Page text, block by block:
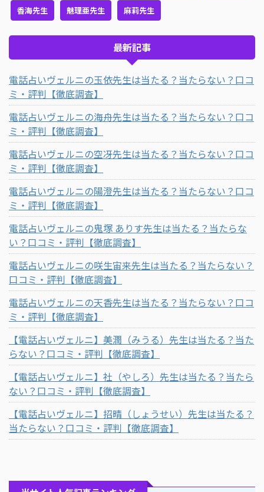
香海先生 魅理亜先生 麻莉先生
最新記事
電話占いヴェルニの玉依先生は当たる？当たらない？口コ
ミ・評判【徹底調査】
電話占いヴェルニの海舟先生は当たる？当たらない？口コ
ミ・評判【徹底調査】
電話占いヴェルニの空冴先生は当たる？当たらない？口コ
ミ・評判【徹底調査】
電話占いヴェルニの陽澄先生は当たる？当たらない？口コ
ミ・評判【徹底調査】
電話占いヴェルニの鬼塚 ありす先生は当たる？当たらな
い？口コミ・評判【徹底調査】
電話占いヴェルニの咲生宙来先生は当たる？当たらない？
口コミ・評判【徹底調査】
電話占いヴェルニの天香先生は当たる？当たらない？口コ
ミ・評判【徹底調査】
【電話占いヴェルニ】美潤（みうる）先生は当たる？当た
らない？口コミ・評判【徹底調査】
【電話占いヴェルニ】社（やしろ）先生は当たる？当たら
ない？口コミ・評判【徹底調査】
【電話占いヴェルニ】招晴（しょうせい）先生は当たる？
当たらない？口コミ・評判【徹底調査】